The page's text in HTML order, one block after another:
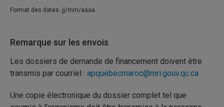
Format des dates: jj/mm/aaaa
Remarque sur les envois
Les dossiers de demande de financement doivent être
transmis par courriel : apquebecmaroc@mri.gouv.qc.ca
Une copie électronique du dossier complet tel que